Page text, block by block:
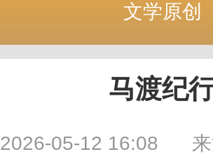
文学原创
马渡纪
2026-05-12 16:08 来